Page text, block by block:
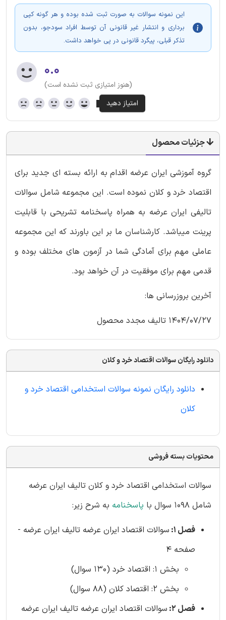
این نمونه سوالات به صورت ثبت شده بوده و هر گونه کپی
برداری و انتشار غیر قانونی آن توسط افراد سودجو، بدون
تذکر قبلی، پیگرد قانونی در پی خواهد داشت.
۰.۰
(هنوز امتیازی ثبت نشده است)
جزئیات محصول
گروه آموزشی ایران عرضه اقدام به ارائه بسته ای جدید برای
اقتصاد خرد و کلان نموده است. این مجموعه شامل سوالات
تالیفی ایران عرضه به همراه پاسخنامه تشریحی با قابلیت
پرینت میباشد. کارشناسان ما بر این باورند که این مجموعه
عاملی مهم برای آمادگی شما در آزمون های مختلف بوده و
قدمی مهم برای موفقیت در آن خواهد بود.
آخرین بروزرسانی ها:
1404/07/27 تالیف مجدد محصول
دانلود رایگان سوالات اقتصاد خرد و کلان
دانلود رایگان نمونه سوالات استخدامی اقتصاد خرد و
کلان
محتویات بسته فروشی
سوالات استخدامی اقتصاد خرد و کلان تالیف ایران عرضه
شامل 1098 سوال با
پاسخنامه به شرح زیر:
فصل 1:
سوالات اقتصاد ایران عرضه تالیف ایران عرضه -
صفحه 4
بخش 1: اقتصاد خرد (130 سوال)
بخش 2: اقتصاد کلان (88 سوال)
فصل 2:
سوالات اقتصاد ایران عرضه تالیف ایران عرضه